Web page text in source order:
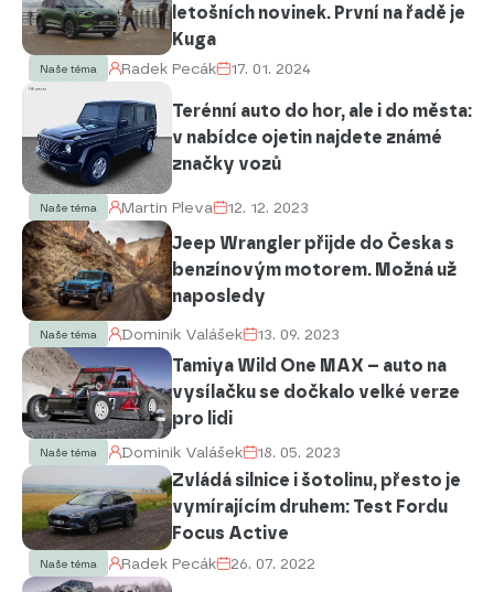
letošních novinek. První na řadě je
Kuga
Naše téma Radek Pecák 17. 01. 2024
Terénní auto do hor, ale i do města:
v nabídce ojetin najdete známé
značky vozů
Naše téma Martin Pleva 12. 12. 2023
Jeep Wrangler přijde do Česka s
benzínovým motorem. Možná už
naposledy
Naše téma Dominik Valášek 13. 09. 2023
Tamiya Wild One MAX – auto na
vysílačku se dočkalo velké verze
pro lidi
Naše téma Dominik Valášek 18. 05. 2023
Zvládá silnice i šotolinu, přesto je
vymírajícím druhem: Test Fordu
Focus Active
Naše téma Radek Pecák 26. 07. 2022